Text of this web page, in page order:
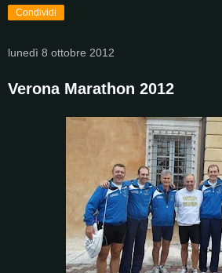
Condividi
lunedì 8 ottobre 2012
Verona Marathon 2012